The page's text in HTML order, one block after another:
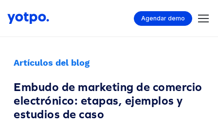
Agendar demo
Artículos del blog
Embudo de marketing de comercio
electrónico: etapas, ejemplos y
estudios de caso